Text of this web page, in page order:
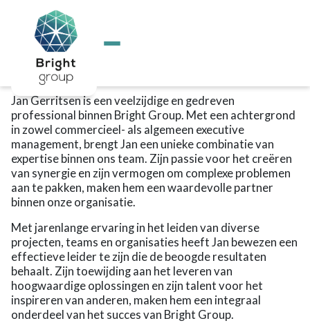
Over Bright
Actueel
Voor jou
Voor de professional
Voor executives
Matching
Interim Managers
School
Kalender
Overige diensten
Bright Educatie
Heb ik goed gekozen?
Help, ik lig eruit!
Talent detective
Talentontwikkeling als basisvaardigheid
De Community School
Talentontwikkeling als basisvaardigheid
Maatschappelijke projecten
Subsidies en vergoedingen
Contact
Jan Gerritsen
Aanjager – Verbinder – Doener
Jan Gerritsen is een veelzijdige en gedreven
professional binnen Bright Group. Met een achtergrond
in zowel commercieel- als algemeen executive
management, brengt Jan een unieke combinatie van
expertise binnen ons team. Zijn passie voor het creëren
van synergie en zijn vermogen om complexe problemen
aan te pakken, maken hem een waardevolle partner
binnen onze organisatie.
Met jarenlange ervaring in het leiden van diverse
projecten, teams en organisaties heeft Jan bewezen een
effectieve leider te zijn die de beoogde resultaten
behaalt. Zijn toewijding aan het leveren van
hoogwaardige oplossingen en zijn talent voor het
inspireren van anderen, maken hem een integraal
onderdeel van het succes van Bright Group.